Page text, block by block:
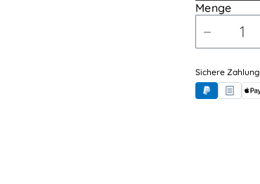
Menge
Sichere
PayPal